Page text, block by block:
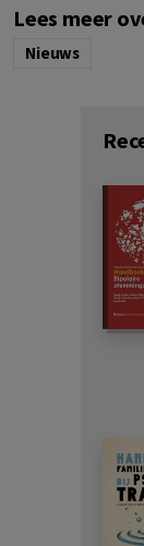
Lees meer
Nieuws